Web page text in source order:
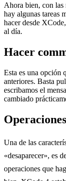
Ahora bien, con las
hay algunas tareas
hacer desde
al día.
Hacer
Esta es una opción
anteriores. Basta
escribamos el
cambiado
Una de las
«desaparecer», es
operaciones que